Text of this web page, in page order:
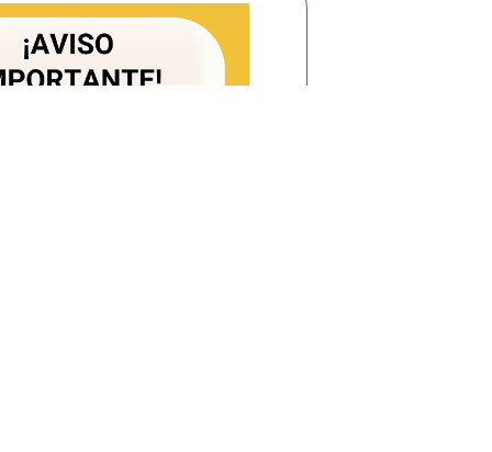
a partir de cualquier volumen de